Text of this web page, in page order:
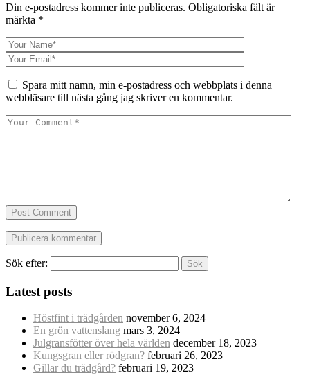
Din e-postadress kommer inte publiceras. Obligatoriska fält är
märkta *
Spara mitt namn, min e-postadress och webbplats i denna
webbläsare till nästa gång jag skriver en kommentar.
Post Comment
Sök efter:
Latest posts
Höstfint i trädgården november 6, 2024
En grön vattenslang mars 3, 2024
Julgransfötter över hela världen december 18, 2023
Kungsgran eller rödgran? februari 26, 2023
Gillar du trädgård? februari 19, 2023